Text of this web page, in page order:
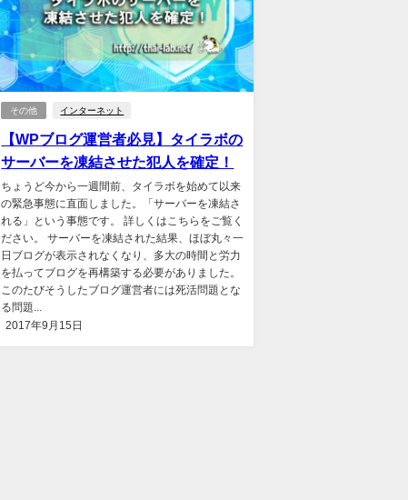
その他 インターネット
【WPブログ運営者必見】タイラボの
サーバーを凍結させた犯人を確定！
ちょうど今から一週間前、タイラボを始めて以来
の緊急事態に直面しました。「サーバーを凍結さ
れる」という事態です。 詳しくはこちらをご覧く
ださい。 サーバーを凍結された結果、ほぼ丸々一
日ブログが表示されなくなり、多大の時間と労力
を払ってブログを再構築する必要がありました。
このたびそうしたブログ運営者には死活問題とな
る問題...
2017年9月15日